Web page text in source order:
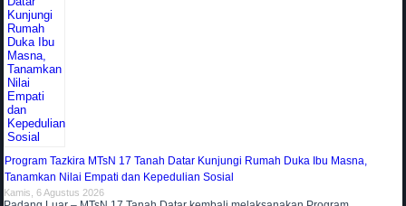
Program Tazkira MTsN 17 Tanah Datar Kunjungi Rumah Duka Ibu Masna,
Tanamkan Nilai Empati dan Kepedulian Sosial
Kamis, 6 Agustus 2026